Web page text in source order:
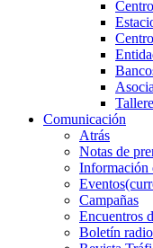
Comunicación
Atrás
Notas de
Información
Eventos
Campañas
Encuentros
Boletín